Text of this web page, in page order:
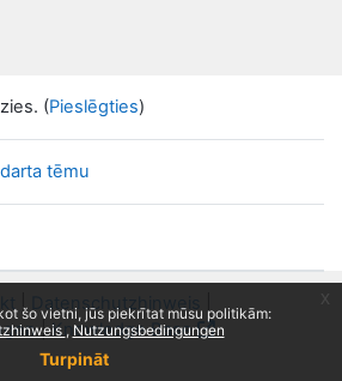
šo vietni, jūs piekrītat mūsu politikām:
Nutzungsbedingungen
Turpināt
(Pieslēgties)
tēmu
| Datenschutzhinweis
|Knowledge Base